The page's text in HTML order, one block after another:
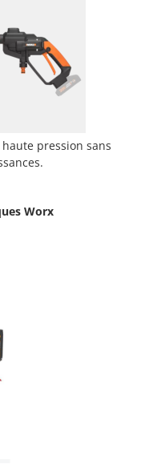
pression sans
Worx